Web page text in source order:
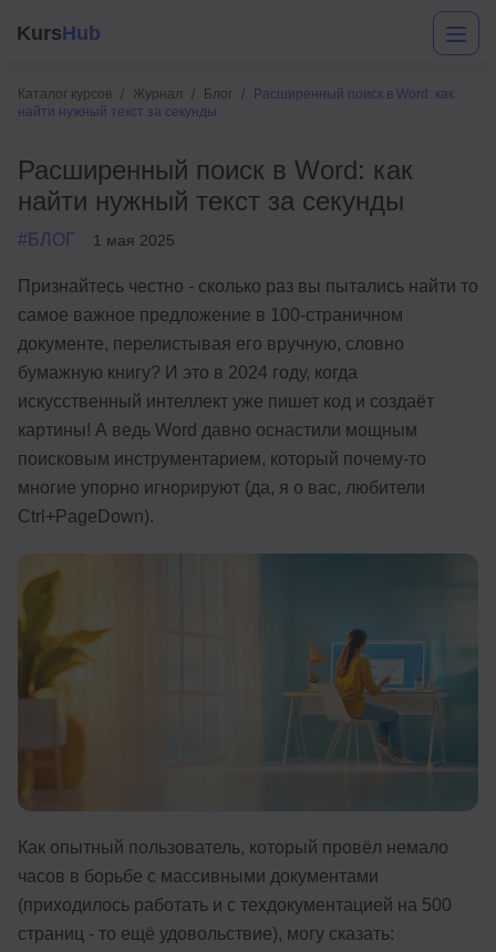
KursHub
Каталог курсов Журнал Блог
Расширенный поиск в Word: как
найти нужный текст за секунды
Расширенный поиск в Word: как
найти нужный текст за секунды
#БЛОГ 1 мая 2025
Признайтесь честно - сколько раз вы пытались найти то
самое важное предложение в 100-страничном
документе, перелистывая его вручную, словно
бумажную книгу? И это в 2024 году, когда
искусственный интеллект уже пишет код и создаёт
картины! А ведь Word давно оснастили мощным
поисковым инструментарием, который почему-то
многие упорно игнорируют (да, я о вас, любители
Ctrl+PageDown).
Как опытный пользователь, который провёл немало
часов в борьбе с массивными документами
(приходилось работать и с техдокументацией на 500
страниц - то ещё удовольствие), могу сказать:
Маркетинг
Дизайн
Аналитика
Менеджмент
Иностранные языки
Soft Skills
ДПО
Детям
Акции и промокоды
Рейтинг онлайн-школ